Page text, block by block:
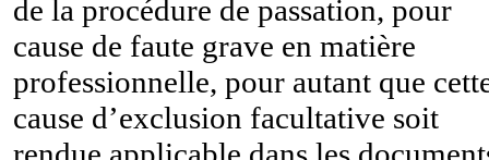
de la procédure de passation, pour
cause de faute grave en matière
professionnelle, pour autant que
cause d’exclusion facultative soit